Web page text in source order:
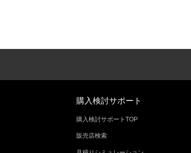
購入検討サポート
購入検討サポートTOP
販売店検索